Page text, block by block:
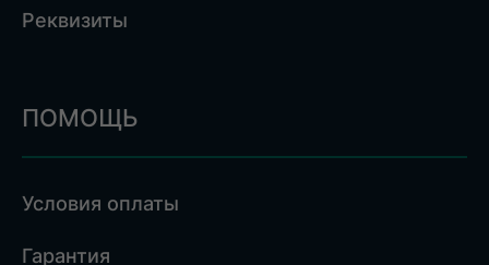
Реквизиты
ПОМОЩЬ
Условия оплаты
Гарантия